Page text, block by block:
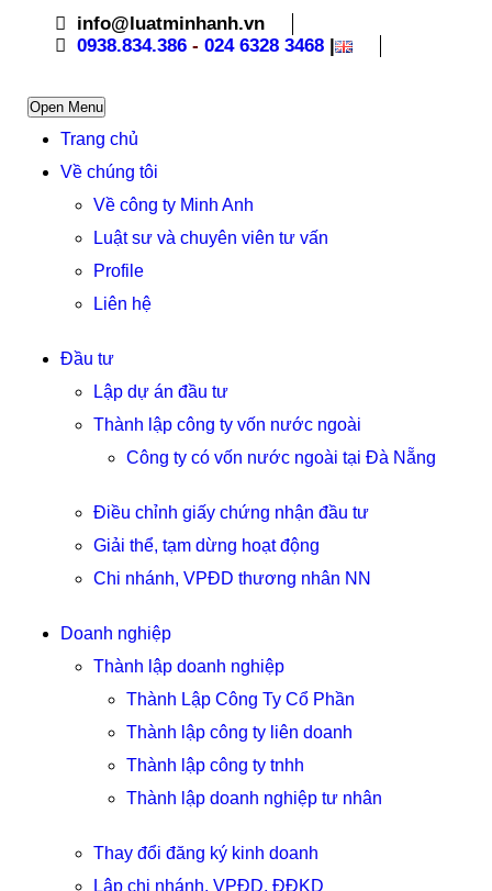
info@luatminhanh.vn
0938.834.386 - 024 6328 3468 |
Open Menu
Trang chủ
Về chúng tôi
Về công ty Minh Anh
Luật sư và chuyên viên tư vấn
Profile
Liên hệ
Đầu tư
Lập dự án đầu tư
Thành lập công ty vốn nước ngoài
Công ty có vốn nước ngoài tại Đà Nẵng
Điều chỉnh giấy chứng nhận đầu tư
Giải thể, tạm dừng hoạt động
Chi nhánh, VPĐD thương nhân NN
Doanh nghiệp
Thành lập doanh nghiệp
Thành Lập Công Ty Cổ Phần
Thành lập công ty liên doanh
Thành lập công ty tnhh
Thành lập doanh nghiệp tư nhân
Thay đổi đăng ký kinh doanh
Lập chi nhánh, VPĐD, ĐĐKD